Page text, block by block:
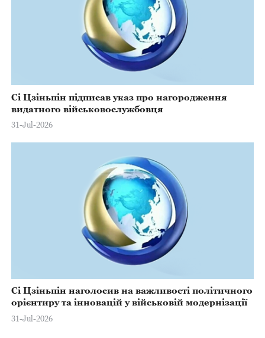
Сі Цзіньпін підписав указ про нагородження
видатного військовослужбовця
31-Jul-2026
Сі Цзіньпін наголосив на важливості політичного
орієнтиру та інновацій у військовій модернізації
31-Jul-2026